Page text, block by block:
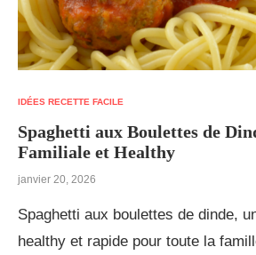
IDÉES RECETTE FACILE
Spaghetti aux Boulettes de
Familiale et Healthy
janvier 20, 2026
Spaghetti aux boulettes de dinde,
healthy et rapide pour toute la